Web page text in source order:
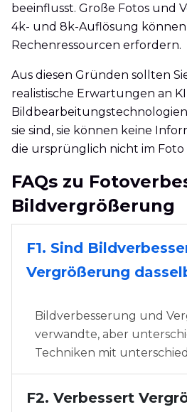
beeinflusst. Große Fotos und
4k- und 8k-Auflösung
Rechenressourcen erfordern.
Aus diesen Gründen sollten
realistische Erwartungen an
sie sind, sie können keine
die ursprünglich nicht im
FAQs zu
Bildvergrößerung
F1. Sind
Vergrößerung
Bildverbesserung und
verwandte, aber
Techniken mit
F2. Verbessert